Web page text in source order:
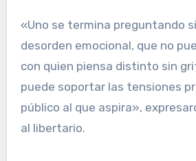
«Uno se termina preguntando
desorden emocional, que no
con quien piensa distinto sin
puede soportar las tensiones
público al que aspira»,
al libertario.